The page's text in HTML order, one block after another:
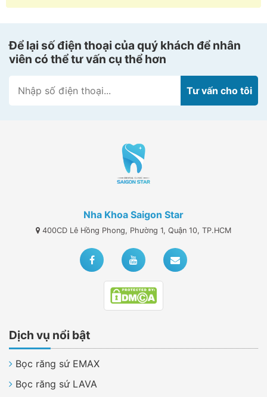
Để lại số điện thoại của quý khách để nhân
viên có thể tư vấn cụ thể hơn
Nha Khoa Saigon Star
400CD Lê Hồng Phong, Phường 1, Quận 10, TP.HCM
Dịch vụ nổi bật
Bọc răng sứ EMAX
Bọc răng sứ LAVA